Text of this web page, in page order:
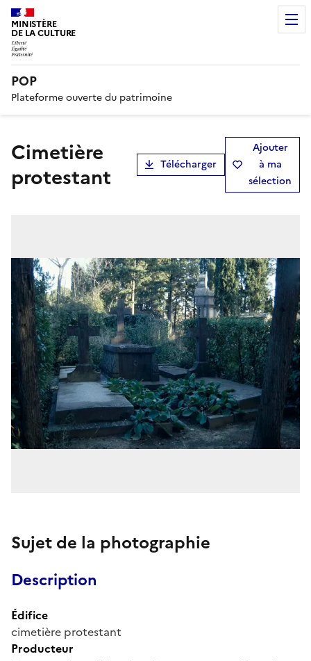
MINISTÈRE
DE LA CULTURE
POP
Plateforme ouverte du patrimoine
cimetière
protestant
Télécharger
Ajouter
à ma
sélection
Sujet de la photographie
Description
Édifice
cimetière protestant
Producteur